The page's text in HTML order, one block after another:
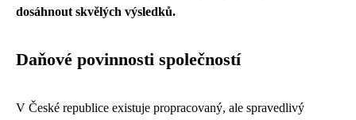
dosáhnout skvělých výsledků.
Daňové povinnosti společností
V České republice existuje propracovaný, ale spravedlivý